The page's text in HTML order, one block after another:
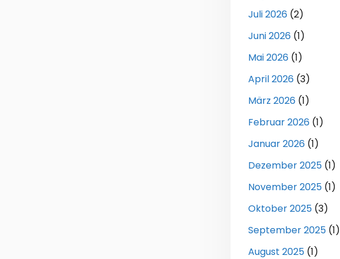
Juli 2026 (2)
Juni 2026 (1)
Mai 2026 (1)
April 2026 (3)
März 2026 (1)
Februar 2026 (1)
Januar 2026 (1)
Dezember 2025 (1)
November 2025 (1)
Oktober 2025 (3)
September 2025 (1)
August 2025 (1)